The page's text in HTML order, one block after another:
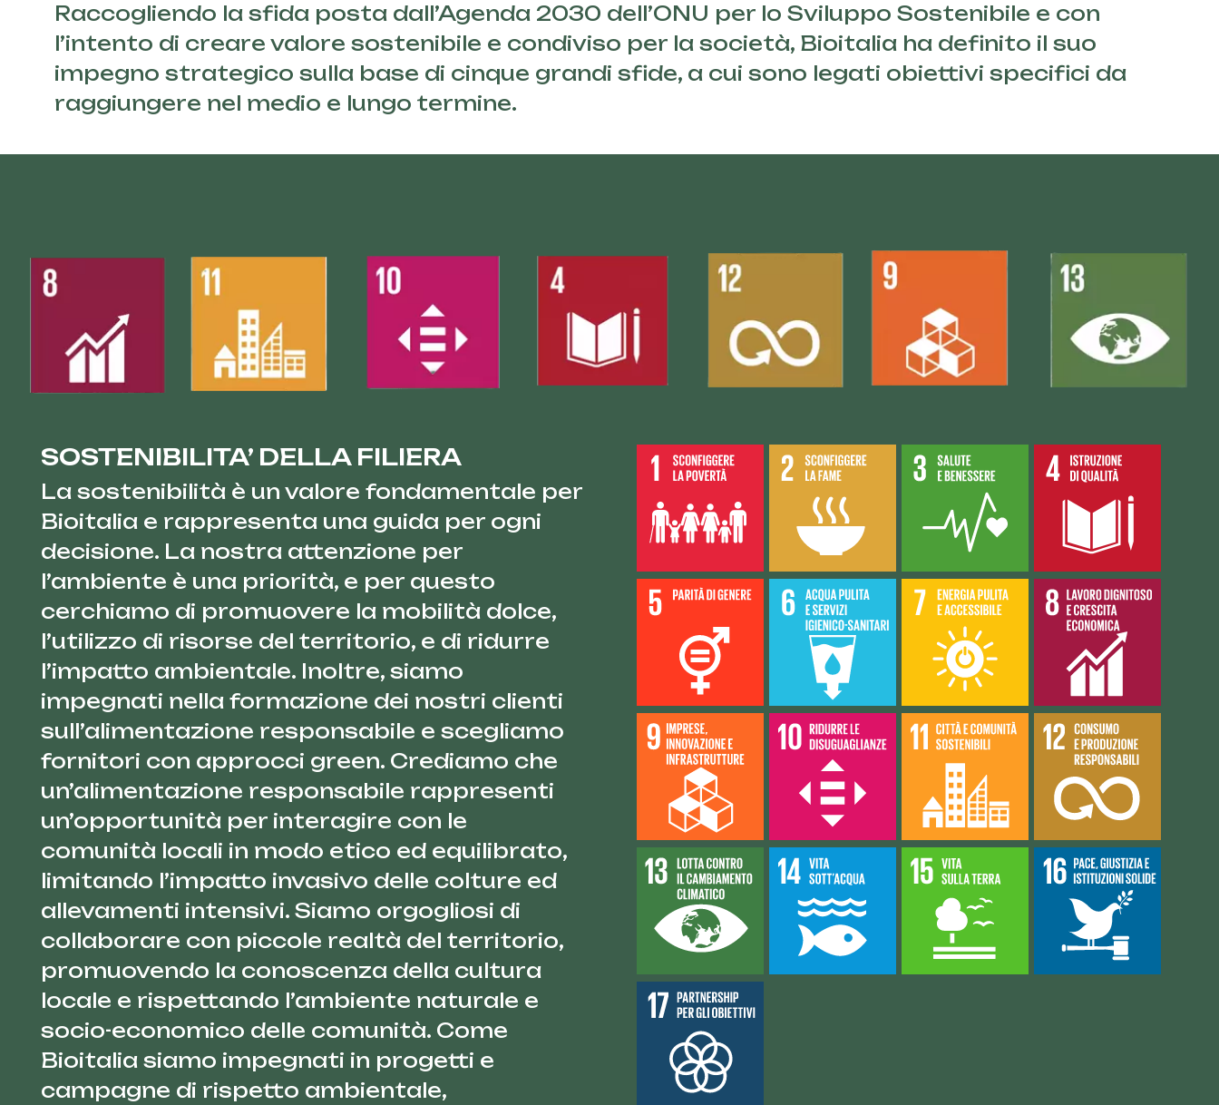
Raccogliendo la sfida posta dall’Agenda 2030 dell’ONU per lo Sviluppo Sostenibile e con
l’intento di creare valore sostenibile e condiviso per la società, Bioitalia ha definito il suo
impegno strategico sulla base di cinque grandi sfide, a cui sono legati obiettivi specifici da
raggiungere nel medio e lungo termine.
SOSTENIBILITA’ DELLA FILIERA
La sostenibilità è un valore fondamentale per
Bioitalia e rappresenta una guida per ogni
decisione. La nostra attenzione per
l’ambiente è una priorità, e per questo
cerchiamo di promuovere la mobilità dolce,
l’utilizzo di risorse del territorio, e di ridurre
l’impatto ambientale. Inoltre, siamo
impegnati nella formazione dei nostri clienti
sull’alimentazione responsabile e scegliamo
fornitori con approcci green. Crediamo che
un’alimentazione responsabile rappresenti
un’opportunità per interagire con le
comunità locali in modo etico ed equilibrato,
limitando l’impatto invasivo delle colture ed
allevamenti intensivi. Siamo orgogliosi di
collaborare con piccole realtà del territorio,
promuovendo la conoscenza della cultura
locale e rispettando l’ambiente naturale e
socio-economico delle comunità. Come
Bioitalia siamo impegnati in progetti e
campagne di rispetto ambientale,